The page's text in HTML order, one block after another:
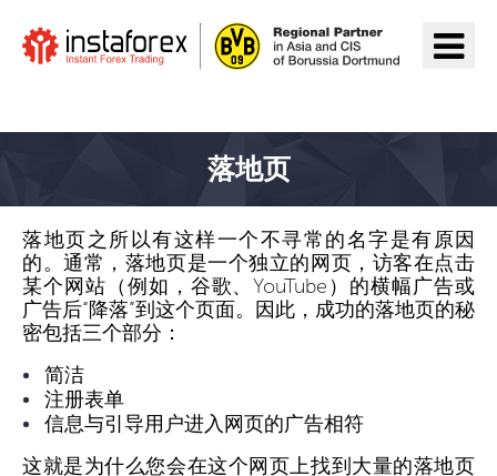
落地页
落地页之所以有这样一个不寻常的名字是有原因
的。通常，落地页是一个独立的网页，访客在点击
某个网站（例如，谷歌、YouTube）的横幅广告或
广告后“降落”到这个页面。因此，成功的落地页的秘
密包括三个部分：
简洁
注册表单
信息与引导用户进入网页的广告相符
这就是为什么您会在这个网页上找到大量的落地页